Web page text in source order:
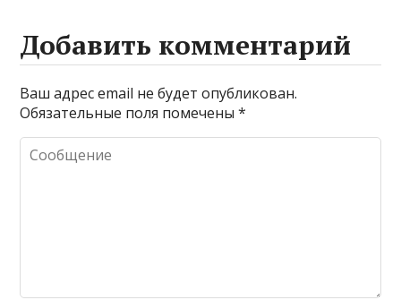
Добавить комментарий
Ваш адрес email не будет опубликован.
Обязательные поля помечены*